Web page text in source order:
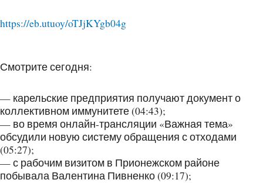
https://eb.utuoy/oTJjKYgb04g
Смотрите сегодня:
— карельские предприятия получают документ о
коллективном иммунитете (04:43);
— во время онлайн-трансляции «Важная тема»
обсудили новую систему обращения с отходами
(05:27);
— с рабочим визитом в Прионежском районе
побывала Валентина Пивненко (09:17);